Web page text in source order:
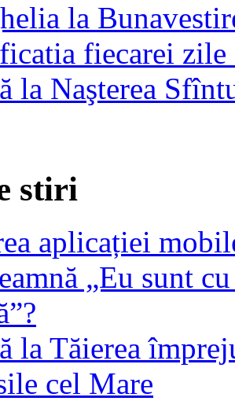
la
fiecarei
la Naşterea
stiri
aplicației
„Eu sunt
la Tăierea
cel Mare